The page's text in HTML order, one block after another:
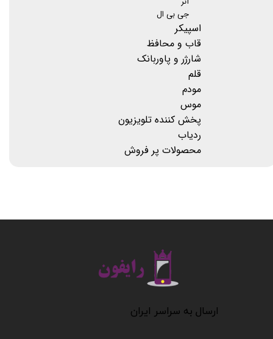
جی بی ال
اسپیکر
قاب و محافظ
شارژر و پاوربانک
قلم
مودم
موس
پخش کننده تلویزیون
ردیاب
محصولات پر فروش
​​​​​​ارسال به سراسر ایران